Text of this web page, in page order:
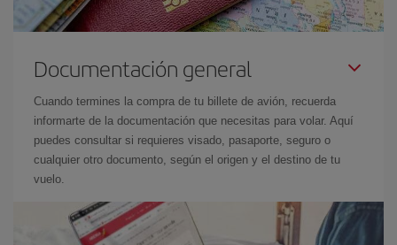
Documentación general
Cuando termines la compra de tu billete de avión, recuerda
informarte de la documentación que necesitas para volar. Aquí
puedes consultar si requieres visado, pasaporte, seguro o
cualquier otro documento, según el origen y el destino de tu
vuelo.